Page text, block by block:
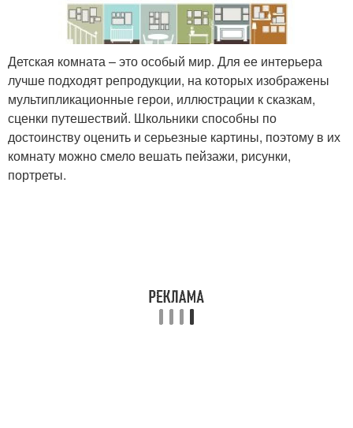
Детская комната – это особый мир. Для ее интерьера
лучше подходят репродукции, на которых изображены
мультипликационные герои, иллюстрации к сказкам,
сценки путешествий. Школьники способны по
достоинству оценить и серьезные картины, поэтому в их
комнату можно смело вешать пейзажи, рисунки,
портреты.